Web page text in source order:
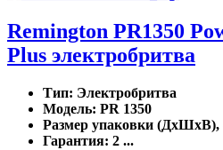
Remington PR1350
Plus электробритва
Тип: Электробритва
Модель: PR 1350
Размер упаковки (ДхШхВ),
Гарантия: 2 ...